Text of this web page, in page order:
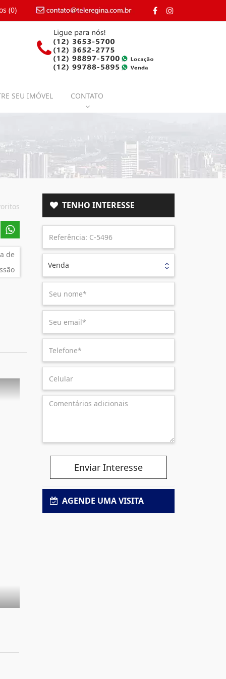
contato@teleregina.com.br
(0)
SEU IMÓVEL CONTATO
de
TENHO INTERESSE
Venda
Enviar Interesse
AGENDE UMA VISITA